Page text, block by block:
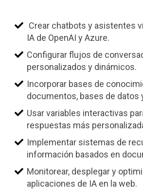
Crear chatbots y asistentes
IA de OpenAI y Azure.
Configurar flujos de
personalizados y dinámicos.
Incorporar bases de
documentos, bases de datos
Usar variables interactivas
respuestas más
Implementar sistemas de
información basados en
Monitorear, desplegar y
aplicaciones de IA en la web.